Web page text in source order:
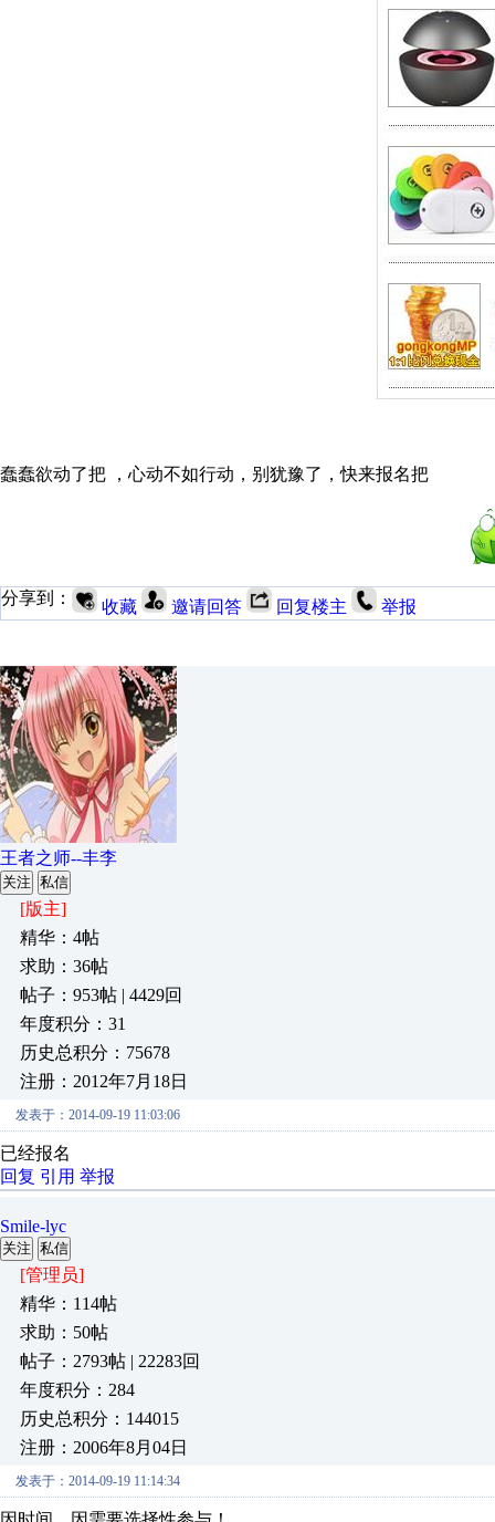
蠢蠢欲动了把 ，心动不如行动，别犹豫了，快来报名把
分享到： 收藏 邀请回答 回复楼主 举报
王者之师--丰李
关注 私信
[版主]
精华：4帖
求助：36帖
帖子：953帖 | 4429回
年度积分：31
历史总积分：75678
注册：2012年7月18日
发表于：2014-09-19 11:03:06
已经报名
回复 引用 举报
Smile-lyc
关注 私信
[管理员]
精华：114帖
求助：50帖
帖子：2793帖 | 22283回
年度积分：284
历史总积分：144015
注册：2006年8月04日
发表于：2014-09-19 11:14:34